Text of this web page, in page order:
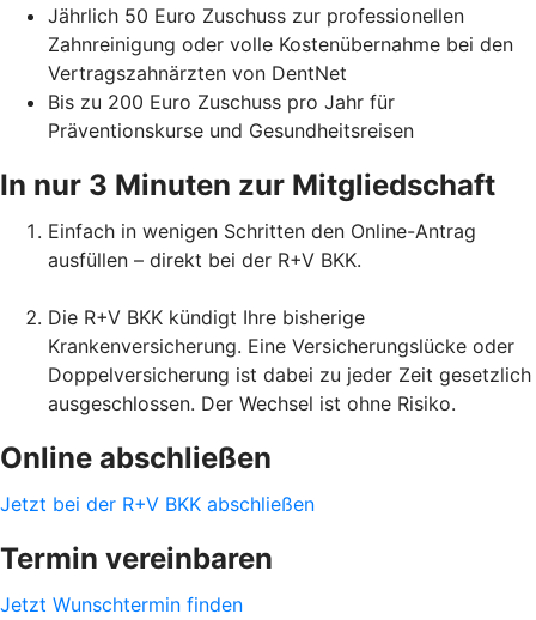
Jährlich 50 Euro Zuschuss zur professionellen
Zahnreinigung oder volle Kostenübernahme bei den
Vertragszahnärzten von DentNet
Bis zu 200 Euro Zuschuss pro Jahr für
Präventionskurse und Gesundheitsreisen
In nur 3 Minuten zur Mitgliedschaft
Einfach in wenigen Schritten den Online-Antrag
ausfüllen – direkt bei der R+V BKK.
Die R+V BKK kündigt Ihre bisherige
Krankenversicherung. Eine Versicherungslücke oder
Doppelversicherung ist dabei zu jeder Zeit gesetzlich
ausgeschlossen. Der Wechsel ist ohne Risiko.
Online abschließen
Jetzt bei der R+V BKK abschließen
Termin vereinbaren
Jetzt Wunschtermin finden